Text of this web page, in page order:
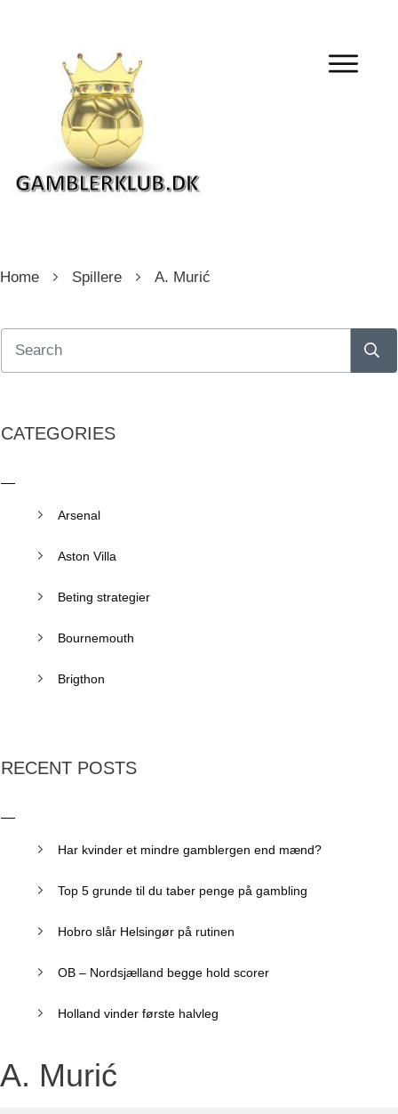
Home Spillere A. Murić
A. Murić
CATEGORIES
Arsenal
Aston Villa
Beting strategier
Bournemouth
Brigthon
RECENT POSTS
Har kvinder et mindre gamblergen end mænd?
Top 5 grunde til du taber penge på gambling
Hobro slår Helsingør på rutinen
OB – Nordsjælland begge hold scorer
Holland vinder første halvleg